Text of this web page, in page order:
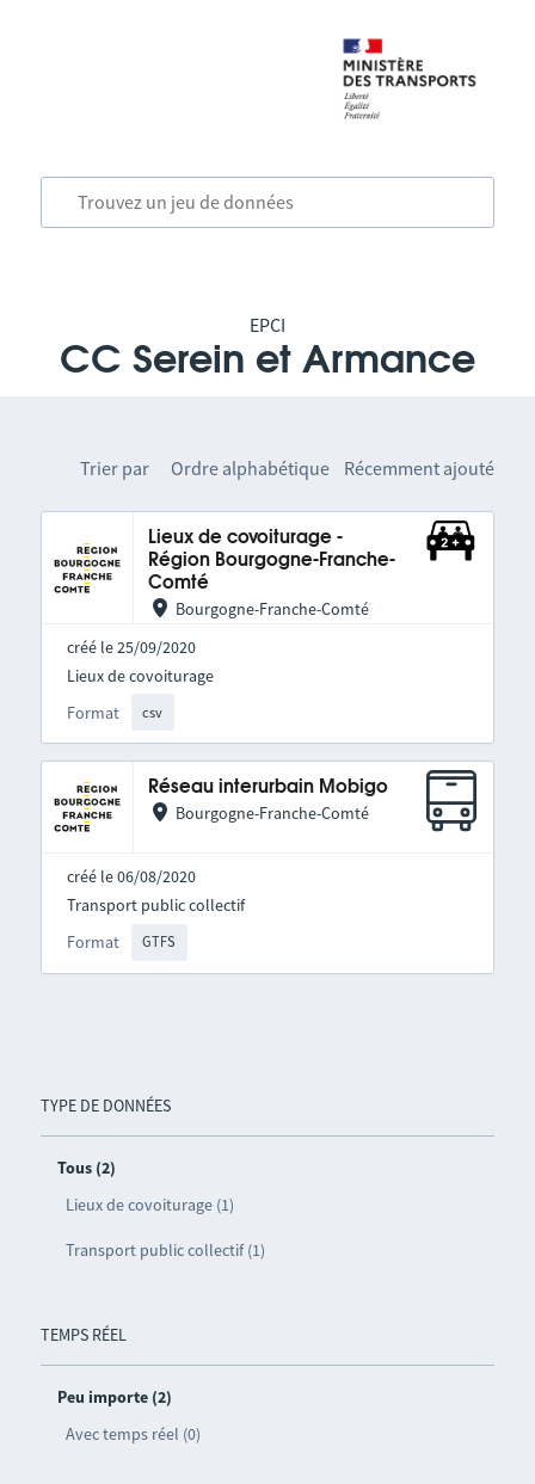
EPCI
CC Serein et Armance
TYPE DE DONNÉES
Tous (2)
Lieux de covoiturage (1)
Transport public collectif (1)
TEMPS RÉEL
Peu importe (2)
Avec temps réel (0)
Trier par Ordre alphabétique Récemment ajouté
Lieux de covoiturage -
Région Bourgogne-Franche-
Comté
Bourgogne-Franche-Comté
créé le 25/09/2020
Format csv
Lieux de covoiturage
Réseau interurbain Mobigo
Bourgogne-Franche-Comté
créé le 06/08/2020
Format GTFS
Transport public collectif